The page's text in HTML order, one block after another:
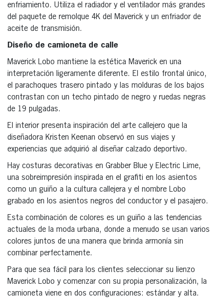
enfriamiento. Utiliza el radiador y el ventilador más grandes
del paquete de remolque 4K del Maverick y un enfriador de
aceite de transmisión.
Diseño de camioneta de calle
Maverick Lobo mantiene la estética Maverick en una
interpretación ligeramente diferente. El estilo frontal único,
el parachoques trasero pintado y las molduras de los bajos
contrastan con un techo pintado de negro y ruedas negras
de 19 pulgadas.
El interior presenta inspiración del arte callejero que la
diseñadora Kristen Keenan observó en sus viajes y
experiencias que adquirió al diseñar calzado deportivo.
Hay costuras decorativas en Grabber Blue y Electric Lime,
una sobreimpresión inspirada en el grafiti en los asientos
como un guiño a la cultura callejera y el nombre Lobo
grabado en los asientos negros del conductor y el pasajero.
Esta combinación de colores es un guiño a las tendencias
actuales de la moda urbana, donde a menudo se usan varios
colores juntos de una manera que brinda armonía sin
combinar perfectamente.
Para que sea fácil para los clientes seleccionar su lienzo
Maverick Lobo y comenzar con su propia personalización, la
camioneta viene en dos configuraciones: estándar y alta.